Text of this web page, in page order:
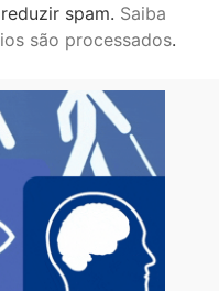
spam. Saiba
são processados.